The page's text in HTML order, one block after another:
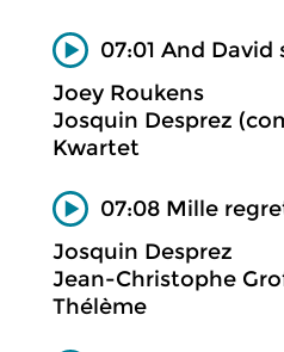
07:01 And David
Joey Roukens
Josquin Desprez
Kwartet
07:08 Mille
Josquin Desprez
Jean-Christophe
Thélème